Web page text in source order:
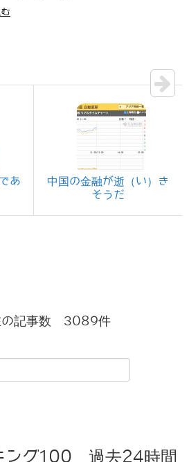
あ
中国の金融が逝（い）き
そうだ
の記事数 3089件
ング100 過去24時間